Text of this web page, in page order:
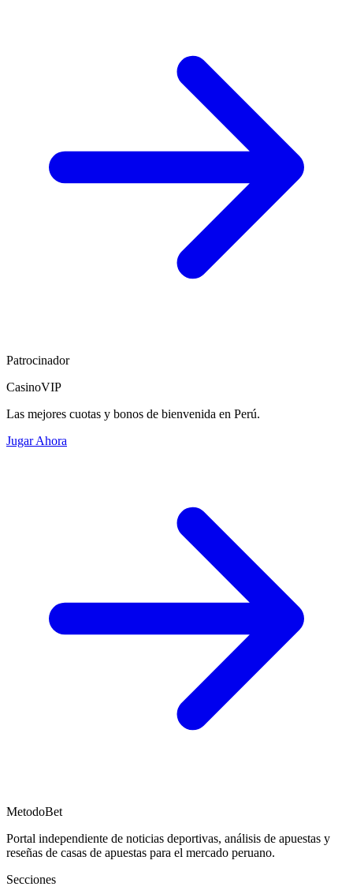
Patrocinador
CasinoVIP
Las mejores cuotas y bonos de bienvenida en Perú.
Jugar Ahora
MetodoBet
Portal independiente de noticias deportivas, análisis de apuestas y
reseñas de casas de apuestas para el mercado peruano.
Secciones